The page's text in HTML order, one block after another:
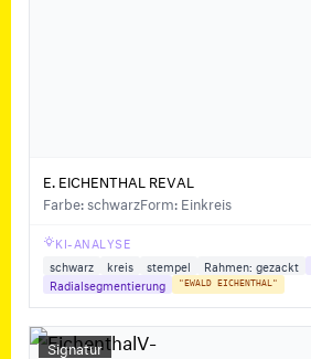
E. EICHENTHAL REVAL
Farbe: schwarzForm: Einkreis
KI-ANALYSE
schwarz
kreis stempel Rahmen: gezackt
Radialsegmentierung
"EWALD EICHENTHAL"
Signatur